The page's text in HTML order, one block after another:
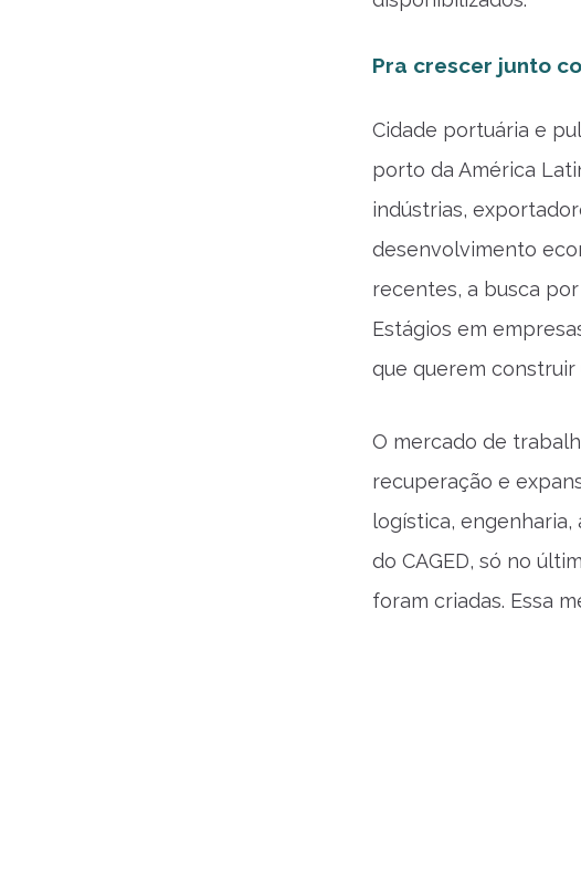
Pra crescer junto
Cidade portuária e
porto da América
indústrias,
desenvolvimento
recentes, a busca
Estágios em
que querem construir
O mercado de
recuperação e
logística,
do CAGED, só no
foram criadas. Essa